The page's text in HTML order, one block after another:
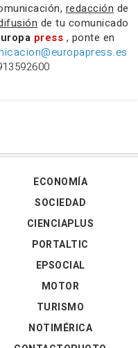
redacción de
de tu comunicado
press , ponte en
ECONOMÍA
SOCIEDAD
CIENCIAPLUS
PORTALTIC
EPSOCIAL
MOTOR
TURISMO
NOTIMÉRICA